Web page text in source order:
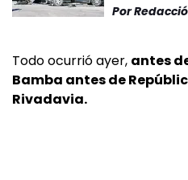
Por
Todo ocurrió ayer, antes
Bamba antes de
Rivadavia.